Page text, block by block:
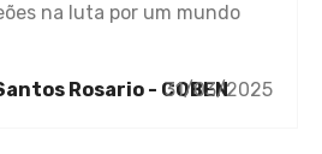
na luta por um mundo
Rosario - COBEN
31/03/2025